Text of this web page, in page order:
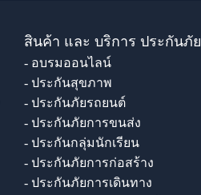
สินค้า และ บริการ ประกันภัย
- อบรมออนไลน์
- ประกันสุขภาพ
- ประกันภัยรถยนต์
- ประกันภัยการขนส่ง
- ประกันกลุ่มนักเรียน
- ประกันภัยการก่อสร้าง
- ประกันภัยการเดินทาง